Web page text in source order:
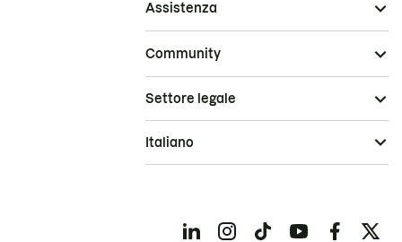
Assistenza
Community
Settore legale
Italiano